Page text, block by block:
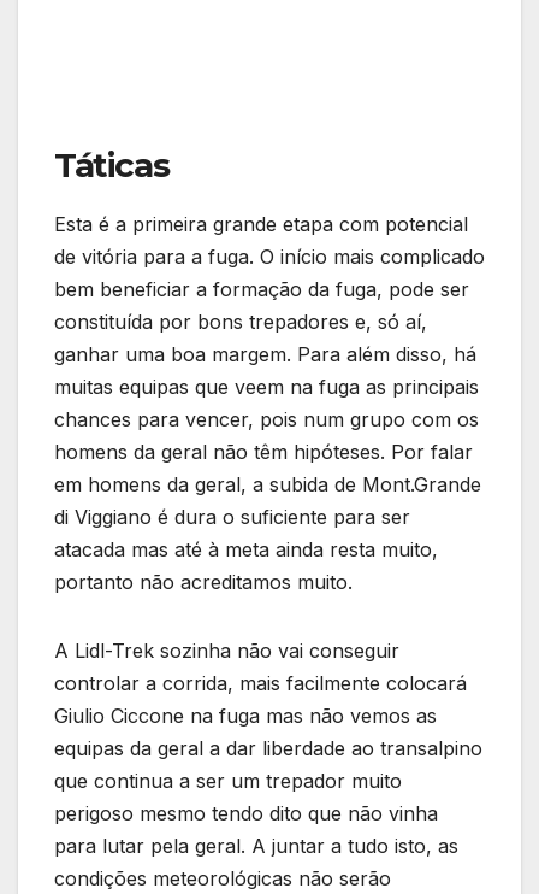
Táticas
Esta é a primeira grande etapa com potencial
de vitória para a fuga. O início mais complicado
bem beneficiar a formação da fuga, pode ser
constituída por bons trepadores e, só aí,
ganhar uma boa margem. Para além disso, há
muitas equipas que veem na fuga as principais
chances para vencer, pois num grupo com os
homens da geral não têm hipóteses. Por falar
em homens da geral, a subida de Mont.Grande
di Viggiano é dura o suficiente para ser
atacada mas até à meta ainda resta muito,
portanto não acreditamos muito.
A Lidl-Trek sozinha não vai conseguir
controlar a corrida, mais facilmente colocará
Giulio Ciccone na fuga mas não vemos as
equipas da geral a dar liberdade ao transalpino
que continua a ser um trepador muito
perigoso mesmo tendo dito que não vinha
para lutar pela geral. A juntar a tudo isto, as
condições meteorológicas não serão